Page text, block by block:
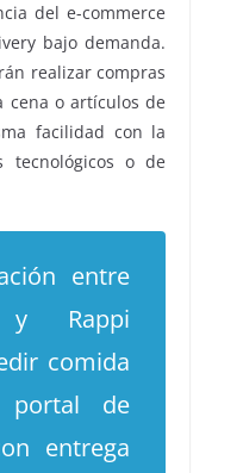
del e-commerce
bajo demanda.
realizar compras
cena o artículos de
facilidad con la
tecnológicos o de
entre
y Rappi
comida
portal de
entrega